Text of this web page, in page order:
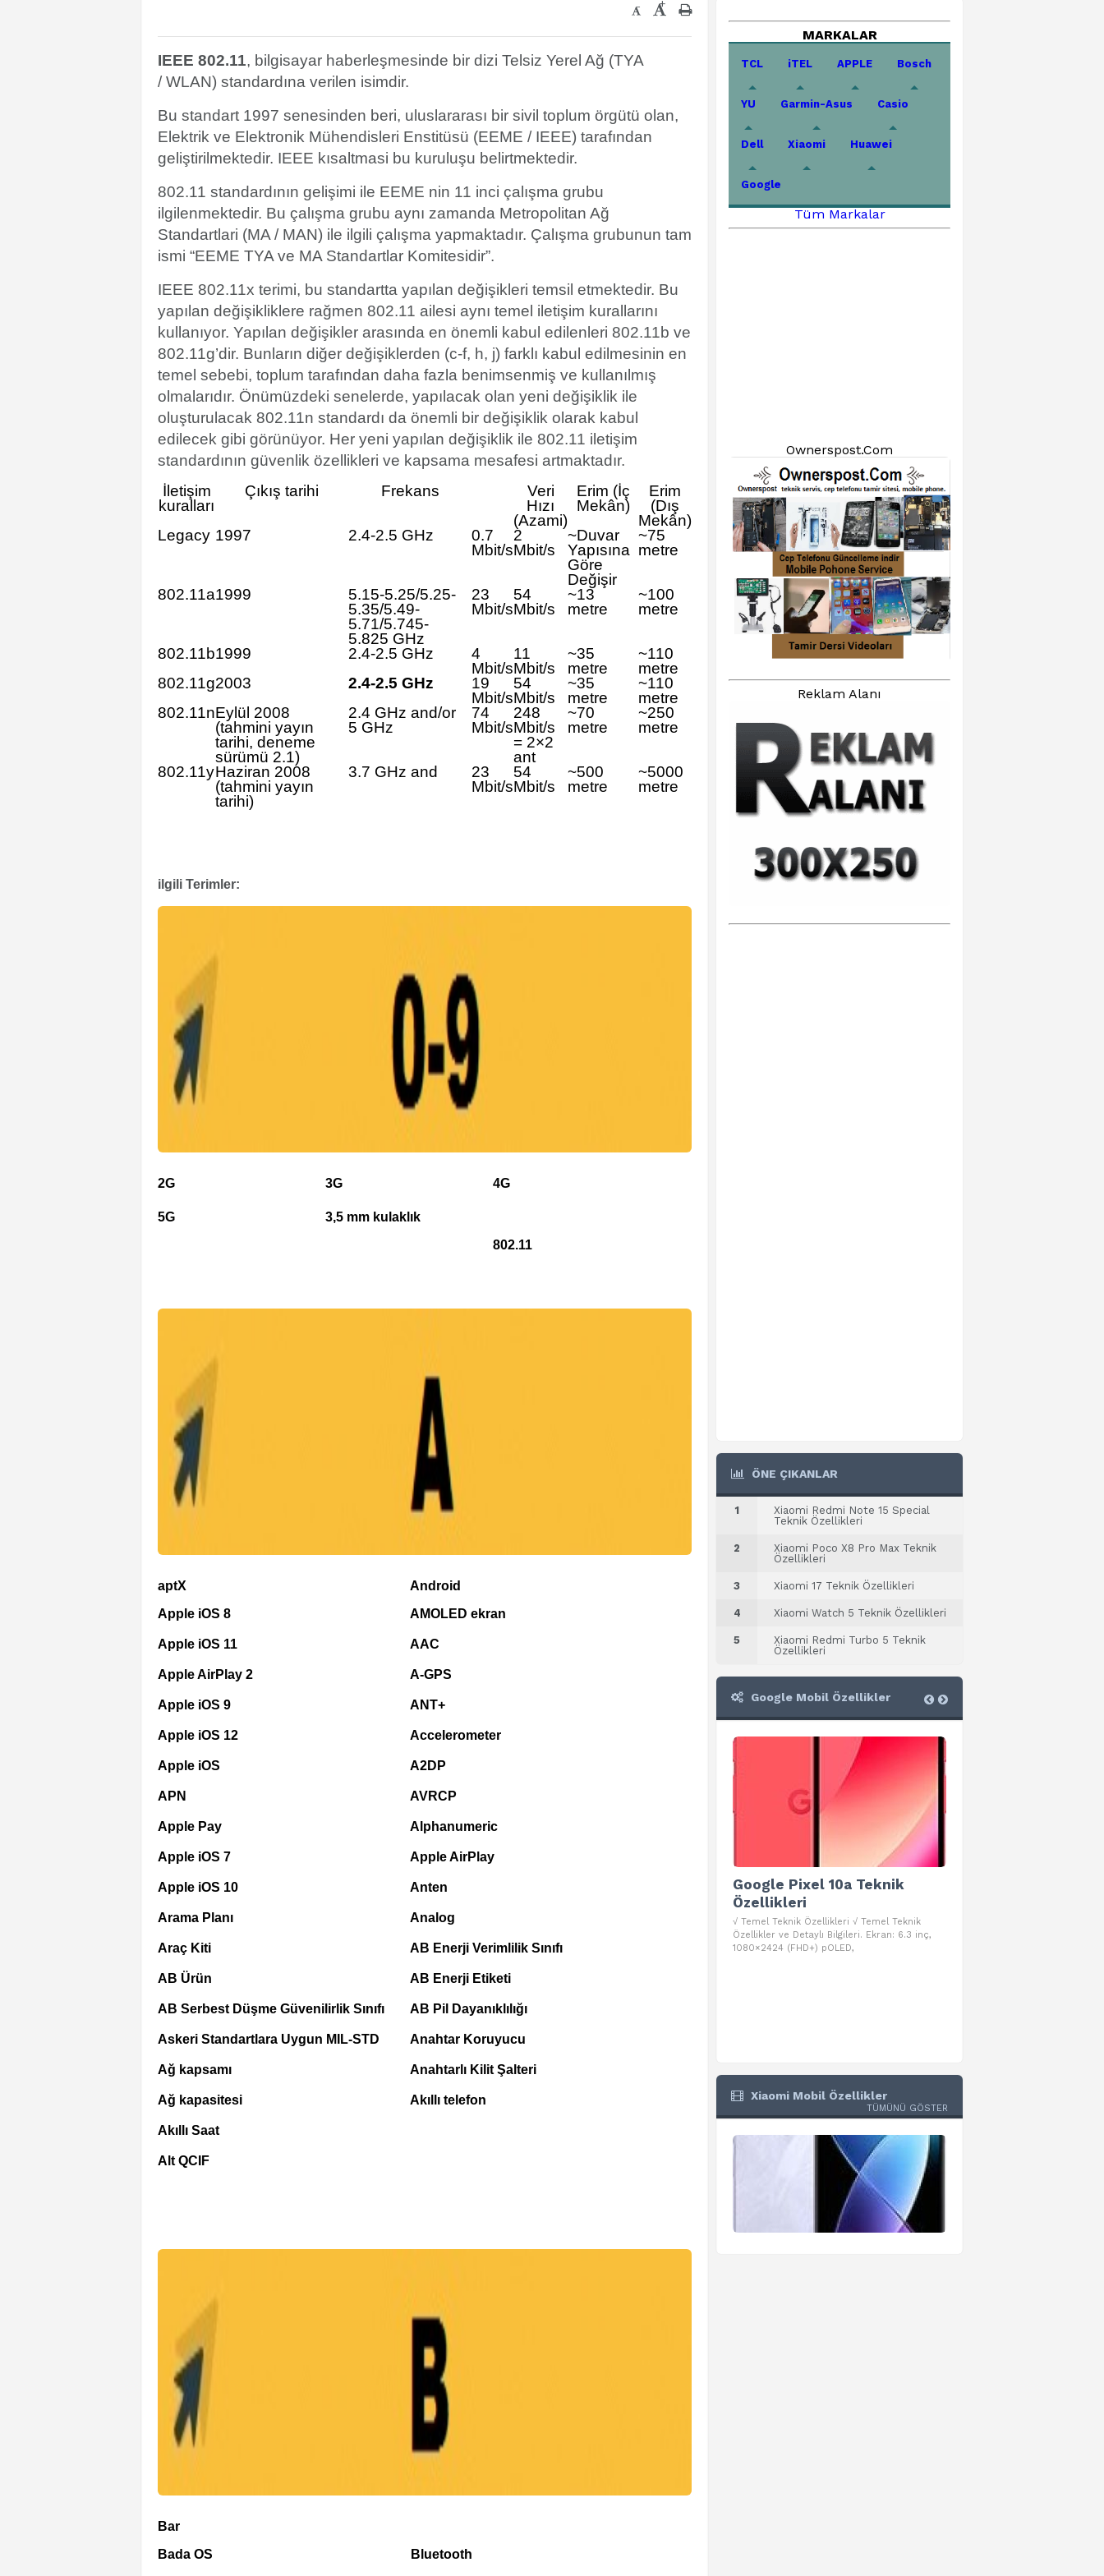
- +
IEEE 802.11, bilgisayar haberleşmesinde bir dizi Telsiz Yerel Ağ (TYA
/ WLAN) standardına verilen isimdir.
Bu standart 1997 senesinden beri, uluslararası bir sivil toplum örgütü olan,
Elektrik ve Elektronik Mühendisleri Enstitüsü (EEME / IEEE) tarafından
geliştirilmektedir. IEEE kısaltmasi bu kuruluşu belirtmektedir.
802.11 standardının gelişimi ile EEME nin 11 inci çalışma grubu
ilgilenmektedir. Bu çalışma grubu aynı zamanda Metropolitan Ağ
Standartlari (MA / MAN) ile ilgili çalışma yapmaktadır. Çalışma grubunun tam
ismi “EEME TYA ve MA Standartlar Komitesidir”.
IEEE 802.11x terimi, bu standartta yapılan değişikleri temsil etmektedir. Bu
yapılan değişikliklere rağmen 802.11 ailesi aynı temel iletişim kurallarını
kullanıyor. Yapılan değişikler arasında en önemli kabul edilenleri 802.11b ve
802.11g’dir. Bunların diğer değişiklerden (c-f, h, j) farklı kabul edilmesinin en
temel sebebi, toplum tarafından daha fazla benimsenmiş ve kullanılmış
olmalarıdır. Önümüzdeki senelerde, yapılacak olan yeni değişiklik ile
oluşturulacak 802.11n standardı da önemli bir değişiklik olarak kabul
edilecek gibi görünüyor. Her yeni yapılan değişiklik ile 802.11 iletişim
standardının güvenlik özellikleri ve kapsama mesafesi artmaktadır.
İletişim
kuralları
Çıkış tarihi Frekans
Veri
Hızı
(Azami)
Erim (İç
Mekân)
Erim
(Dış
Mekân)
Legacy 1997 2.4-2.5 GHz
0.7
Mbit/s
2
Mbit/s
~Duvar
Yapısına
Göre
Değişir
~75
metre
802.11a1999
5.15-5.25/5.25-
5.35/5.49-
5.71/5.745-
5.825 GHz
23
Mbit/s
54
Mbit/s
~13
metre
~100
metre
802.11b1999 2.4-2.5 GHz
4
Mbit/s
11
Mbit/s
~35
metre
~110
metre
802.11g2003 2.4-2.5 GHz
19
Mbit/s
54
Mbit/s
~35
metre
~110
metre
802.11nEylül 2008
(tahmini yayın
tarihi, deneme
sürümü 2.1)
2.4 GHz and/or
5 GHz
74
Mbit/s
248
Mbit/s
= 2×2
ant
~70
metre
~250
metre
802.11yHaziran 2008
(tahmini yayın
tarihi)
3.7 GHz and
23
Mbit/s
54
Mbit/s
~500
metre
~5000
metre
ilgili Terimler:
2G 3G 4G
5G
3,5 mm kulaklık
802.11
aptX
Apple iOS 8
Apple iOS 11
Apple AirPlay 2
Apple iOS 9
Apple iOS 12
Apple iOS
APN
Apple Pay
Apple iOS 7
Apple iOS 10
Arama Planı
Araç Kiti
AB Ürün
AB Serbest Düşme Güvenilirlik Sınıfı
Askeri Standartlara Uygun MIL-STD
Ağ kapsamı
Ağ kapasitesi
Akıllı Saat
Alt QCIF
Android
AMOLED ekran
AAC
A-GPS
ANT+
Accelerometer
A2DP
AVRCP
Alphanumeric
Apple AirPlay
Anten
Analog
AB Enerji Verimlilik Sınıfı
AB Enerji Etiketi
AB Pil Dayanıklılığı
Anahtar Koruyucu
Anahtarlı Kilit Şalteri
Akıllı telefon
Bar
Bada OS
Bluetooth
MARKALAR
TCL iTEL APPLE Bosch
YU Garmin-Asus Casio
Dell Xiaomi Huawei
Google
Tüm Markalar
Ownerspost.Com
Reklam Alanı
ÖNE ÇIKANLAR
1
Xiaomi Redmi Note 15 Special
Teknik Özellikleri
2
Xiaomi Poco X8 Pro Max Teknik
Özellikleri
3 Xiaomi 17 Teknik Özellikleri
4 Xiaomi Watch 5 Teknik Özellikleri
5
Xiaomi Redmi Turbo 5 Teknik
Özellikleri
Google Mobil Özellikler
1280 x 2856 piksel, 120 Hz LTPO
Google Pixel 10a Teknik
Özellikleri
√ Temel Teknik Özellikleri √ Temel Teknik
Özellikler ve Detaylı Bilgileri. Ekran: 6.3 inç,
1080×2424 (FHD+) pOLED,
Xiaomi Mobil Özellikler
TÜMÜNÜ GÖSTER